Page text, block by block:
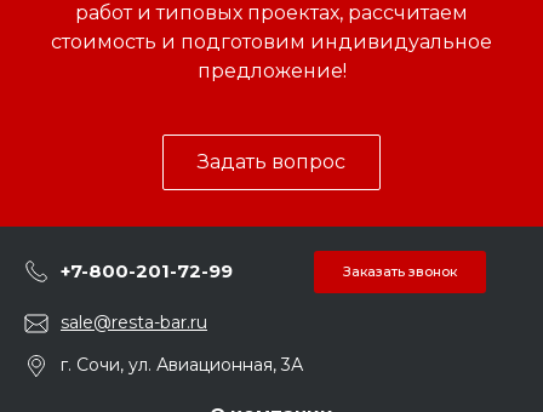
работ и типовых проектах, рассчитаем
стоимость и подготовим индивидуальное
предложение!
Задать вопрос
+7-800-201-72-99 Заказать звонок
sale@resta-bar.ru
г. Сочи, ул. Авиационная, 3А